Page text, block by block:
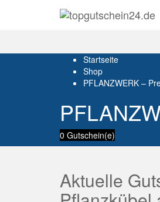
Startseite
Shop
PFLANZWERK –
0 Gutschein(e)
Aktuelle